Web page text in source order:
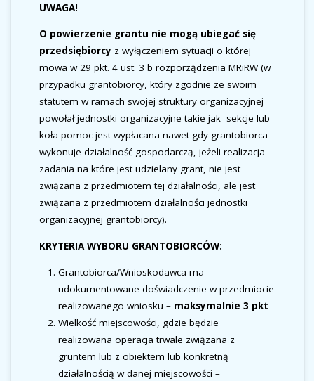
UWAGA!
O powierzenie grantu nie mogą ubiegać się
przedsiębiorcy z wyłączeniem sytuacji o której
mowa w 29 pkt. 4 ust. 3 b rozporządzenia MRiRW (w
przypadku grantobiorcy, który zgodnie ze swoim
statutem w ramach swojej struktury organizacyjnej
powołał jednostki organizacyjne takie jak sekcje lub
koła pomoc jest wypłacana nawet gdy grantobiorca
wykonuje działalność gospodarczą, jeżeli realizacja
zadania na które jest udzielany grant, nie jest
związana z przedmiotem tej działalności, ale jest
związana z przedmiotem działalności jednostki
organizacyjnej grantobiorcy).
KRYTERIA WYBORU GRANTOBIORCÓW:
Grantobiorca/Wnioskodawca ma
udokumentowane doświadczenie w przedmiocie
realizowanego wniosku – maksymalnie 3 pkt
Wielkość miejscowości, gdzie będzie
realizowana operacja trwale związana z
gruntem lub z obiektem lub konkretną
działalnością w danej miejscowości –